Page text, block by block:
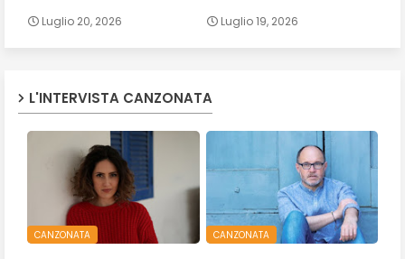
Luglio 20, 2026 Luglio 19, 2026
L'INTERVISTA CANZONATA
CANZONATA CANZONATA